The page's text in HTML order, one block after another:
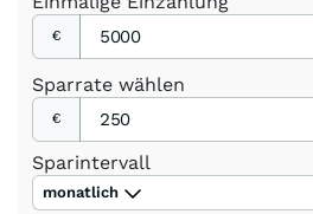
€
Sparrate wählen
€
Sparintervall
monatlich